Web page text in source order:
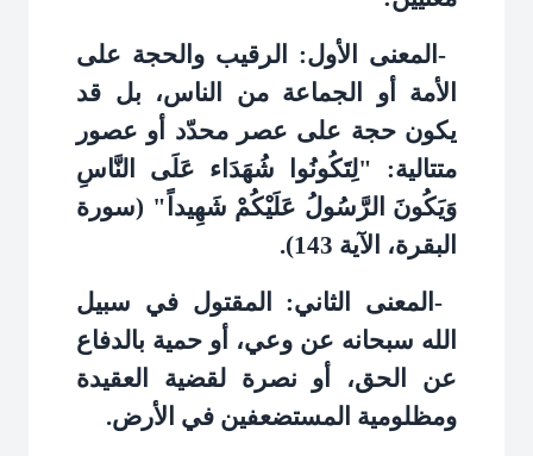
- المعنى الأول: الرقيب والحجة على
الأمة أو الجماعة من الناس، بل قد
يكون حجة على عصر محدّد أو عصور
متتالية: "لِتَكُونُوا شُهَدَاء عَلَى النَّاسِ
وَيَكُونَ الرَّسُولُ عَلَيْكُمْ شَهِيداً" (سورة
البقرة، الآية 143)
.
-المعنى الثاني: المقتول في سبيل
الله سبحانه عن وعي، أو حمية بالدفاع
عن الحق، أو نصرة لقضية العقيدة
ومظلومية المستضعفين في الأرض.